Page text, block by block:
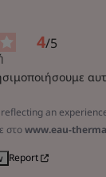
4/5
reflecting an
στοwww.eau-
Report